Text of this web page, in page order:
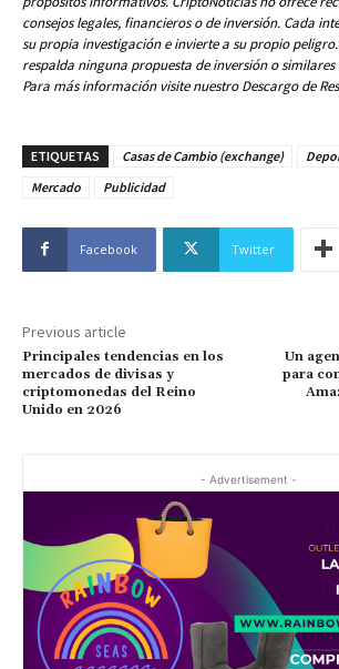
consejos legales, financieros o de inversión. Cada
su propia investigación e invierte a su propio
respalda ninguna propuesta de inversión o
Para más información visite nuestro Descargo de
ETIQUETAS Casas de Cambio (exchange)
Mercado
Publicidad
Facebook Twitter
Previous article
Principales tendencias en los
mercados de divisas y
criptomonedas del Reino
Unido en 2026
Un
para
- Advertisement -